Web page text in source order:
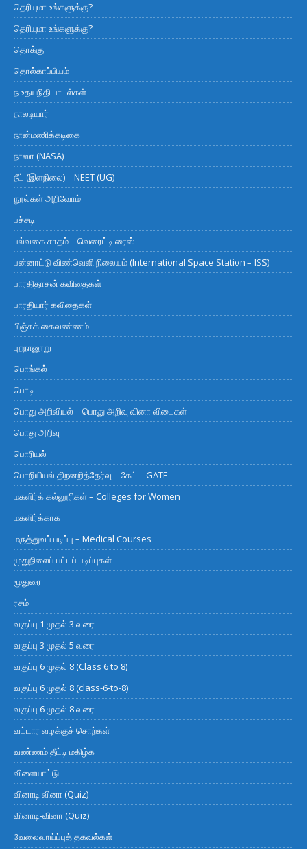
தெரியுமா உங்களுக்கு?
தெரியுமா உங்களுக்கு?
தொக்கு
தொல்காப்பியம்
ந உதயநிதி பாடல்கள்
நாலடியார்
நான்மணிக்கடிகை
நாஸா (NASA)
நீட் (இளநிலை) – NEET (UG)
நூல்கள் அறிவோம்
பச்சடி
பல்வகை சாதம் – வெரைட்டி ரைஸ்
பன்னாட்டு விண்வெளி நிலையம் (International Space Station – ISS)
பாரதிதாசன் கவிதைகள்
பாரதியார் கவிதைகள்
பிஞ்சுக் கைவண்ணம்
புறநானூறு
பொங்கல்
பொடி
பொது அறிவியல் – பொது அறிவு வினா விடைகள்
பொது அறிவு
பொரியல்
பொறியியல் திறனறித்தேர்வு – கேட் – GATE
மகளிர்க் கல்லூரிகள் – Colleges for Women
மகளிர்க்காக
மருத்துவப் படிப்பு – Medical Courses
முதுநிலைப் பட்டப் படிப்புகள்
மூதுரை
ரசம்
வகுப்பு 1 முதல் 3 வரை
வகுப்பு 3 முதல் 5 வரை
வகுப்பு 6 முதல் 8 (Class 6 to 8)
வகுப்பு 6 முதல் 8 (class-6-to-8)
வகுப்பு 6 முதல் 8 வரை
வட்டார வழக்குச் சொற்கள்
வண்ணம் தீட்டி மகிழ்க
விளையாட்டு
வினாடி வினா (Quiz)
வினாடி-வினா (Quiz)
வேலைவாய்ப்புத் தகவல்கள்